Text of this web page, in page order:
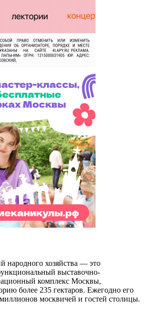
народного хозяйства — это
выставочно-
комплекс Москвы,
более 235 гектаров. Ежегодно его
москвичей и гостей столицы.